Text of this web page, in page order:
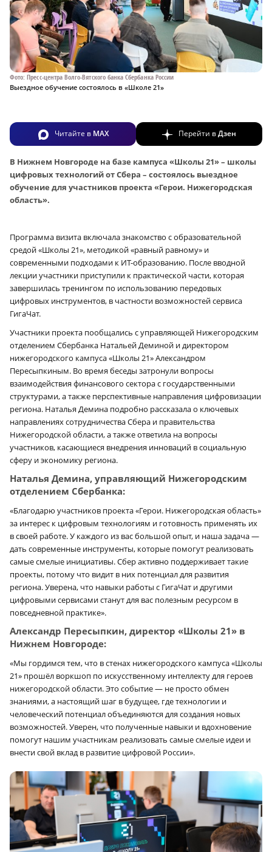
Фото: Пресс-центра Волго-Вятского банка Сбербанка России
Выездное обучение состоялось в «Школе 21»
Читайте в MAX Перейти вДзен
В Нижнем Новгороде на базе кампуса «Школы 21» – школы
цифровых технологий от Сбера – состоялось выездное
обучение для участников проекта «Герои. Нижегородская
область».
Программа визита включала знакомство с образовательной
средой «Школы 21», методикой «равный равному» и
современными подходами к ИТ-образованию. После вводной
лекции участники приступили к практической части, которая
завершилась тренингом по использованию передовых
цифровых инструментов, в частности возможностей сервиса
ГигаЧат.
Участники проекта пообщались с управляющей Нижегородским
отделением Сбербанка Натальей Деминой и директором
нижегородского кампуса «Школы 21» Александром
Пересыпкиным. Во время беседы затронули вопросы
взаимодействия финансового сектора с государственными
структурами, а также перспективные направления цифровизации
региона. Наталья Демина подробно рассказала о ключевых
направлениях сотрудничества Сбера и правительства
Нижегородской области, а также ответила на вопросы
участников, касающиеся внедрения инноваций в социальную
сферу и экономику региона.
Наталья Демина, управляющий Нижегородским
отделением Сбербанка:
«Благодарю участников проекта «Герои. Нижегородская область»
за интерес к цифровым технологиям и готовность применять их
в своей работе. У каждого из вас большой опыт, и наша задача —
дать современные инструменты, которые помогут реализовать
самые смелые инициативы. Сбер активно поддерживает такие
проекты, потому что видит в них потенциал для развития
региона. Уверена, что навыки работы с ГигаЧат и другими
цифровыми сервисами станут для вас полезным ресурсом в
повседневной практике».
Александр Пересыпкин, директор «Школы 21» в
Нижнем Новгороде:
«Мы гордимся тем, что в стенах нижегородского кампуса «Школы
21» прошёл воркшоп по искусственному интеллекту для героев
нижегородской области. Это событие — не просто обмен
знаниями, а настоящий шаг в будущее, где технологии и
человеческий потенциал объединяются для создания новых
возможностей. Уверен, что полученные навыки и вдохновение
помогут нашим участникам реализовать самые смелые идеи и
внести свой вклад в развитие цифровой России».